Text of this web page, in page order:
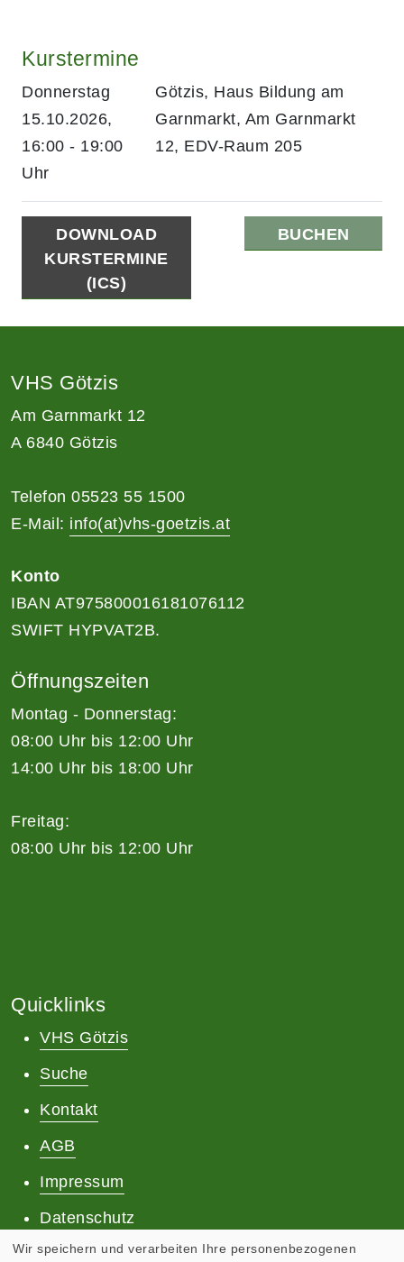
Kurstermine
Donnerstag
15.10.2026,
16:00 - 19:00
Uhr
Götzis, Haus Bildung am
Garnmarkt, Am Garnmarkt
12, EDV-Raum 205
DOWNLOAD
KURSTERMINE
(ICS)
BUCHEN
VHS Götzis
Am Garnmarkt 12
A 6840 Götzis
Telefon 05523 55 1500
E-Mail: info(at)vhs-goetzis.at
Konto
IBAN AT975800016181076112
SWIFT HYPVAT2B.
Öffnungszeiten
Montag - Donnerstag:
08:00 Uhr bis 12:00 Uhr
14:00 Uhr bis 18:00 Uhr
Freitag:
08:00 Uhr bis 12:00 Uhr
Quicklinks
VHS Götzis
Suche
Kontakt
AGB
Impressum
Datenschutz
Wir speichern und verarbeiten Ihre personenbezogenen